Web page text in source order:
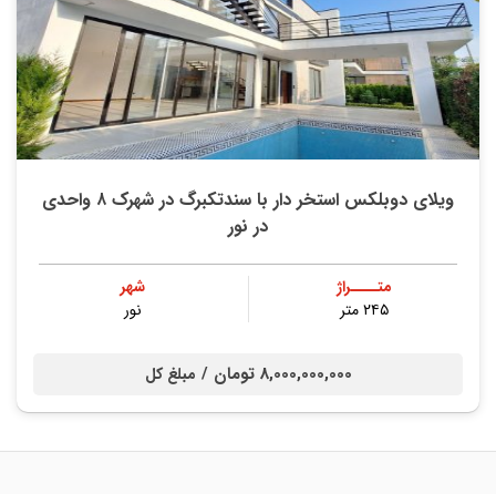
ویلای دوبلکس استخر دار با سندتکبرگ در شهرک ۸ واحدی
در نور
متــــراژ
۲۴۵ متر
شهر
نور
8,000,000,000 تومان / مبلغ کل